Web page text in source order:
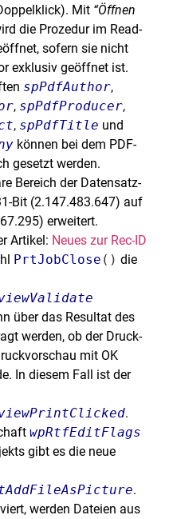
Mit “Öffnen
die Prozedur im Read-
sofern sie nicht
exklusiv geöffnet ist.
spPdfAuthor,
, spPdfProducer,
, spPdfTitle und
können bei dem PDF-
gesetzt werden.
Bereich der Datensatz-
Bit (2.147.483.647) auf
erweitert.
Artikel: Neues zur Rec-ID
PrtJobClose () die
über das Resultat des
werden, ob der Druck-
mit OK
In diesem Fall ist der
.
wpRtfEditFlags
gibt es die neue
.
werden Dateien aus